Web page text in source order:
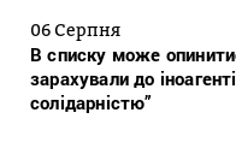
06 Серпня
В списку може
зарахували до
солідарністю”